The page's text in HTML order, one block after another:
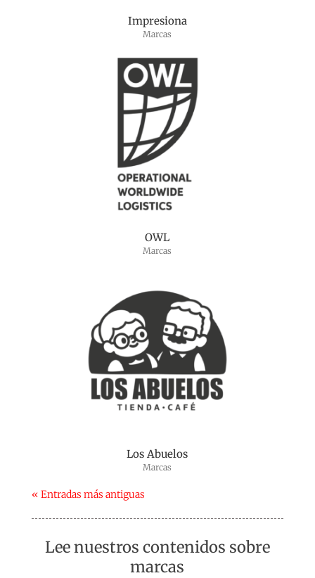
Impresiona
Marcas
OWL
Marcas
Los Abuelos
Marcas
« Entradas más antiguas
Lee nuestros contenidos sobre
marcas